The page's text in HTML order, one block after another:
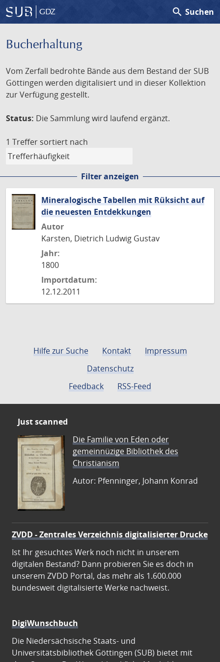
GDZ search Suchen
Bucherhaltung
Vom Zerfall bedrohte Bände aus dem Bestand der SUB
Göttingen werden digitalisiert und in dieser Kollektion
zur Verfügung gestellt.
Status: Die Sammlung wird laufend ergänzt.
1 Treffer sortiert nach
Filter anzeigen
Mineralogische Tabellen mit Rüksicht auf
die neuesten Entdekkungen
Autor
Karsten, Dietrich Ludwig Gustav
Jahr:
1800
Importdatum:
12.12.2011
Hilfe zur Suche Kontakt
Impressum
Datenschutz
Feedback
RSS-Feed
Just scanned
Die Familie von Eden oder
gemeinnüzige Bibliothek des
Christianism
Autor: Pfenninger, Johann Konrad
ZVDD - Zentrales Verzeichnis digitalisierter Drucke
Ist Ihr gesuchtes Werk noch nicht in unserem
digitalen Bestand? Dann probieren Sie es doch in
unserem ZVDD Portal, das mehr als 1.600.000
bundesweit digitalisierte Werke nachweist.
DigiWunschbuch
Die Niedersächsische Staats- und
Universitätsbibliothek Göttingen (SUB) bietet mit